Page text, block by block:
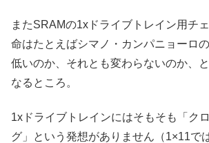
またSRAMの1xドライブトレイン用チ
命はたとえばシマノ・カンパニョーロ
低いのか、それとも変わらないのか、
なるところ。
1xドライブトレインにはそもそも「ク
グ」という発想がありません（1×11で